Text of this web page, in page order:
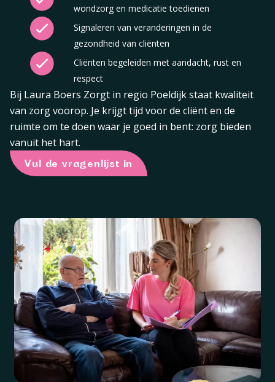
wondzorg en medicatie toedienen
Signaleren van veranderingen in de
gezondheid van cliënten
Cliënten begeleiden met aandacht, rust en
respect
Bij Laura Boers Zorgt in regio Poeldijk staat kwaliteit
van zorg voorop. Je krijgt tijd voor de cliënt en de
ruimte om te doen waar je goed in bent: zorg bieden
vanuit het hart.
Vul de vragenlijst in